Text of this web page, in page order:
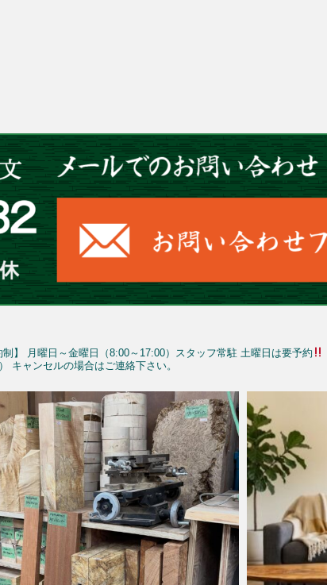
】 月曜日～金曜日（8:00～17:00）スタッフ常駐 土曜日は要予約
キャンセルの場合はご連絡下さい。